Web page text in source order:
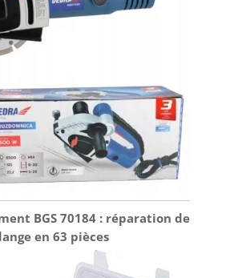
BGS 70184 : réparation de
en 63 pièces